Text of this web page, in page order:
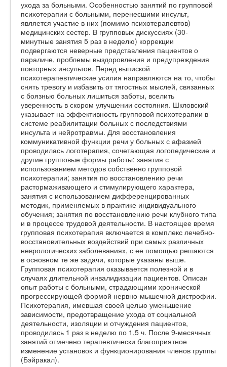
ухода за больными. Особенностью занятий по групповой
психотерапии с больными, перенесшими инсульт,
является участие в них (помимо психотерапевтов)
медицинских сестер. В групповых дискуссиях (30-
минутные занятия 5 раз в неделю) коррекции
подвергаются неверные представления пациентов о
параличе, проблемы выздоровления и предупреждения
повторных инсультов. Перед выпиской
психотерапевтические усилия направляются на то, чтобы
снять тревогу и избавить от тягостных мыслей, связанных
с боязнью больных лишиться заботы, вселить
уверенность в скором улучшении состояния. Шкловский
указывает на эффективность групповой психотерапии в
системе реабилитации больных с последствиями
инсульта и нейротравмы. Для восстановления
коммуникативной функции речи у больных с афазией
проводилась логотерапия, сочетающая логопедические и
другие групповые формы работы: занятия с
использованием методов собственно групповой
психотерапии; занятия по восстановлению речи
растормаживающего и стимулирующего характера,
занятия с использованием дифференцированных
методик, применяемых в практике индивидуального
обучения; занятия по восстановлению речи клубного типа
и в процессе трудовой деятельности. В настоящее время
групповая психотерапия включается в комплекс лечебно-
восстановительных воздействий при самых различных
неврологических заболеваниях, с ее помощью решаются
в основном те же задачи, которые указаны выше.
Групповая психотерапия оказывается полезной и в
случаях длительной инвалидизации пациентов. Описан
опыт работы с больными, страдающими хронической
прогрессирующей формой нервно-мышечной дистрофии.
Психотерапия, имевшая своей целью уменьшение
зависимости, предотвращение ухода от социальной
деятельности, изоляции и отчуждения пациентов,
проводилась 1 раз в неделю по 1,5 ч. После 9-месячных
занятий отмечено терапевтически благоприятное
изменение установок и функционирования членов группы
(Бэйракал).